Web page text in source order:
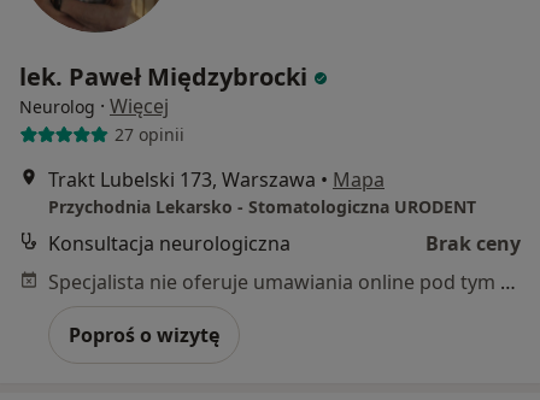
lek. Paweł Międzybrocki
Neurolog · Więcej
27 opinii
Trakt Lubelski 173, Warszawa • Mapa
Przychodnia Lekarsko - Stomatologiczna URODENT
Konsultacja neurologiczna
Brak ceny
Specjalista nie oferuje umawiania online pod tym adresem.
Poproś o wizytę